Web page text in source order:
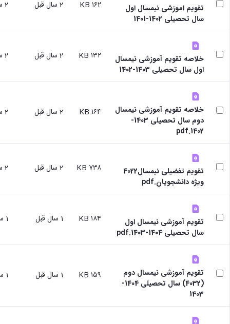
سایر
برنامه
آموزشی
آموزش
های
آزاد
آموزش
تقویم
آموزشی
تقویم اموزشی نیمسال اول
سال تحصیلی 1402-1401
۱۶۲ KB 2 سال قبل 2 سال قبل
خلاصه تقویم آموزشی نیمسال
اول سال تحصیلی 1403-1402
۱۳۲ KB 2 سال قبل 2 سال قبل
خلاصه تقویم آموزشی نیمسال
دوم سال تحصیلی 1403-
1402.pdf
۱۶۴ KB 2 سال قبل 2 سال قبل
تقویم تفضیلی نیمسال4022
ویژه دانشجویان.pdf
۷۳۸ KB 2 سال قبل 2 سال قبل
تقویم آموزشی نیمسال اول
سال تحصیلی 1404-1403.pdf
۱۸۴ KB 1 سال قبل 1 سال قبل
تقویم آموزشی نیمسال دوم
(4032) سال تحصیلی 1404-
1403
۱۵۹ KB 1 سال قبل 1 سال قبل